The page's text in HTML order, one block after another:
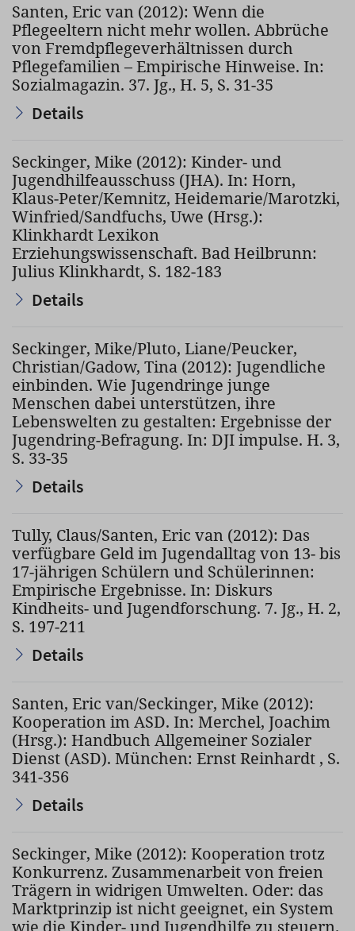
Santen, Eric van (2012): Wenn die
Pflegeeltern nicht mehr wollen. Abbrüche
von Fremdpflegeverhältnissen durch
Pflegefamilien – Empirische Hinweise. In:
Sozialmagazin. 37. Jg., H. 5, S. 31-35
Details
Seckinger, Mike (2012): Kinder- und
Jugendhilfeausschuss (JHA). In: Horn,
Klaus-Peter/Kemnitz, Heidemarie/Marotzki,
Winfried/Sandfuchs, Uwe (Hrsg.):
Klinkhardt Lexikon
Erziehungswissenschaft. Bad Heilbrunn:
Julius Klinkhardt, S. 182-183
Details
Seckinger, Mike/Pluto, Liane/Peucker,
Christian/Gadow, Tina (2012): Jugendliche
einbinden. Wie Jugendringe junge
Menschen dabei unterstützen, ihre
Lebenswelten zu gestalten: Ergebnisse der
Jugendring-Befragung. In: DJI impulse. H. 3,
S. 33-35
Details
Tully, Claus/Santen, Eric van (2012): Das
verfügbare Geld im Jugendalltag von 13- bis
17-jährigen Schülern und Schülerinnen:
Empirische Ergebnisse. In: Diskurs
Kindheits- und Jugendforschung. 7. Jg., H. 2,
S. 197-211
Details
Santen, Eric van/Seckinger, Mike (2012):
Kooperation im ASD. In: Merchel, Joachim
(Hrsg.): Handbuch Allgemeiner Sozialer
Dienst (ASD). München: Ernst Reinhardt , S.
341-356
Details
Seckinger, Mike (2012): Kooperation trotz
Konkurrenz. Zusammenarbeit von freien
Trägern in widrigen Umwelten. Oder: das
Marktprinzip ist nicht geeignet, ein System
wie die Kinder- und Jugendhilfe zu steuern.